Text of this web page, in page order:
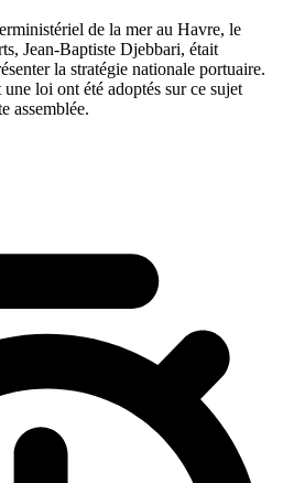
de la mer au Havre, le
Jean-Baptiste Djebbari, était
la stratégie nationale portuaire.
loi ont été adoptés sur ce sujet
assemblée.